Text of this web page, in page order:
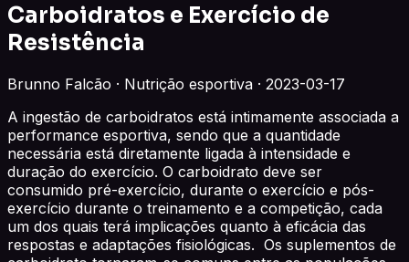
Carboidratos e Exercício de
Resistência
Brunno Falcão · Nutrição esportiva · 2023-03-17
A ingestão de carboidratos está intimamente associada a
performance esportiva, sendo que a quantidade
necessária está diretamente ligada à intensidade e
duração do exercício. O carboidrato deve ser
consumido pré-exercício, durante o exercício e pós-
exercício durante o treinamento e a competição, cada
um dos quais terá implicações quanto à eficácia das
respostas e adaptações fisiológicas. Os suplementos de